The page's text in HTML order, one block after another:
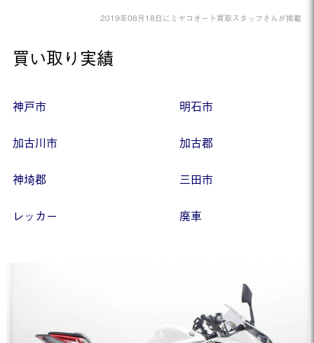
2019年08月18日にミヤコオート買取スタッフさんが掲載
買い取り実績
神戸市 明石市
加古川市 加古郡
神埼郡 三田市
レッカー 廃車